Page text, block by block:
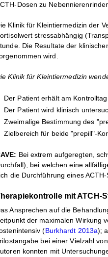
Dosen zu
Klinik für Kleintiermedizin der
stressabhängig
Die Resultate der
wird.
Klinik für Kleintiermedizin
Der Patient erhält am
Der Patient wird klinisch
Zweimalige Bestimmung des
Zielbereich für beide "prepill"-
Bei extrem aufgeregten,
bei welchen eine
die Durchführung eines
mit ATCH-
Ansprechen auf die
der maximalen Wirkung
(Burkhardt 2013a);
bei einer Vielzahl
konnten mit